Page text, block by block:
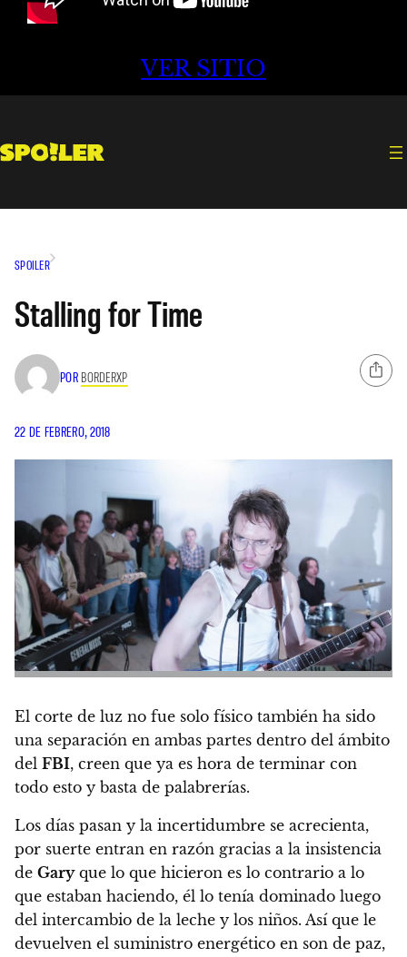
VER SITIO
SPOILER
Stalling for Time
POR BORDERXP
22 DE FEBRERO, 2018
El corte de luz no fue solo físico también ha sido
una separación en ambas partes dentro del ámbito
del FBI, creen que ya es hora de terminar con
todo esto y basta de palabrerías.
Los días pasan y la incertidumbre se acrecienta,
por suerte entran en razón gracias a la insistencia
de Garyque lo que hicieron es lo contrario a lo
que estaban haciendo, él lo tenía dominado luego
del intercambio de la leche y los niños. Así que le
devuelven el suministro energético en son de paz,